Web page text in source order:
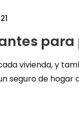
vivienda, y
seguro de